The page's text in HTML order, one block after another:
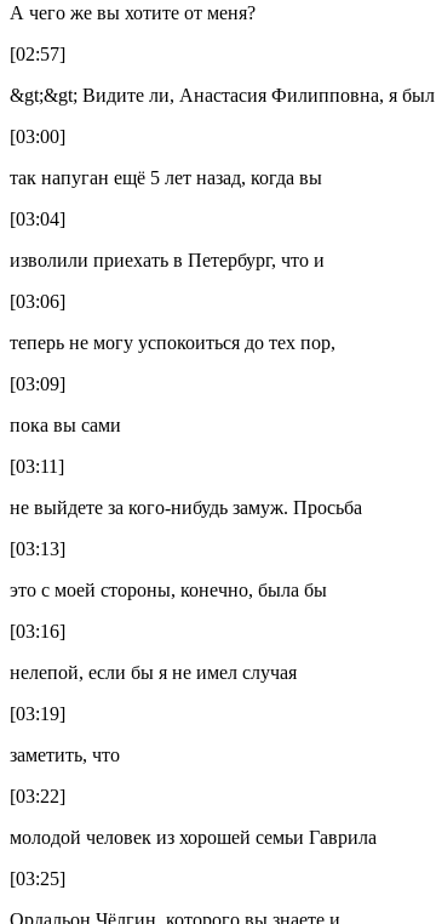
А чего же вы хотите от меня?
[02:57]
&gt;&gt; Видите ли, Анастасия Филипповна, я был
[03:00]
так напуган ещё 5 лет назад, когда вы
[03:04]
изволили приехать в Петербург, что и
[03:06]
теперь не могу успокоиться до тех пор,
[03:09]
пока вы сами
[03:11]
не выйдете за кого-нибудь замуж. Просьба
[03:13]
это с моей стороны, конечно, была бы
[03:16]
нелепой, если бы я не имел случая
[03:19]
заметить, что
[03:22]
молодой человек из хорошей семьи Гаврила
[03:25]
Ордальон Чёлгин, которого вы знаете и